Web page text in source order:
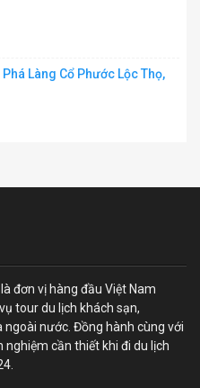
Làng Cổ Phước Lộc Thọ,
đơn vị hàng đầu Việt Nam
tour du lịch khách sạn,
nước. Đồng hành cùng với
cần thiết khi đi du lịch